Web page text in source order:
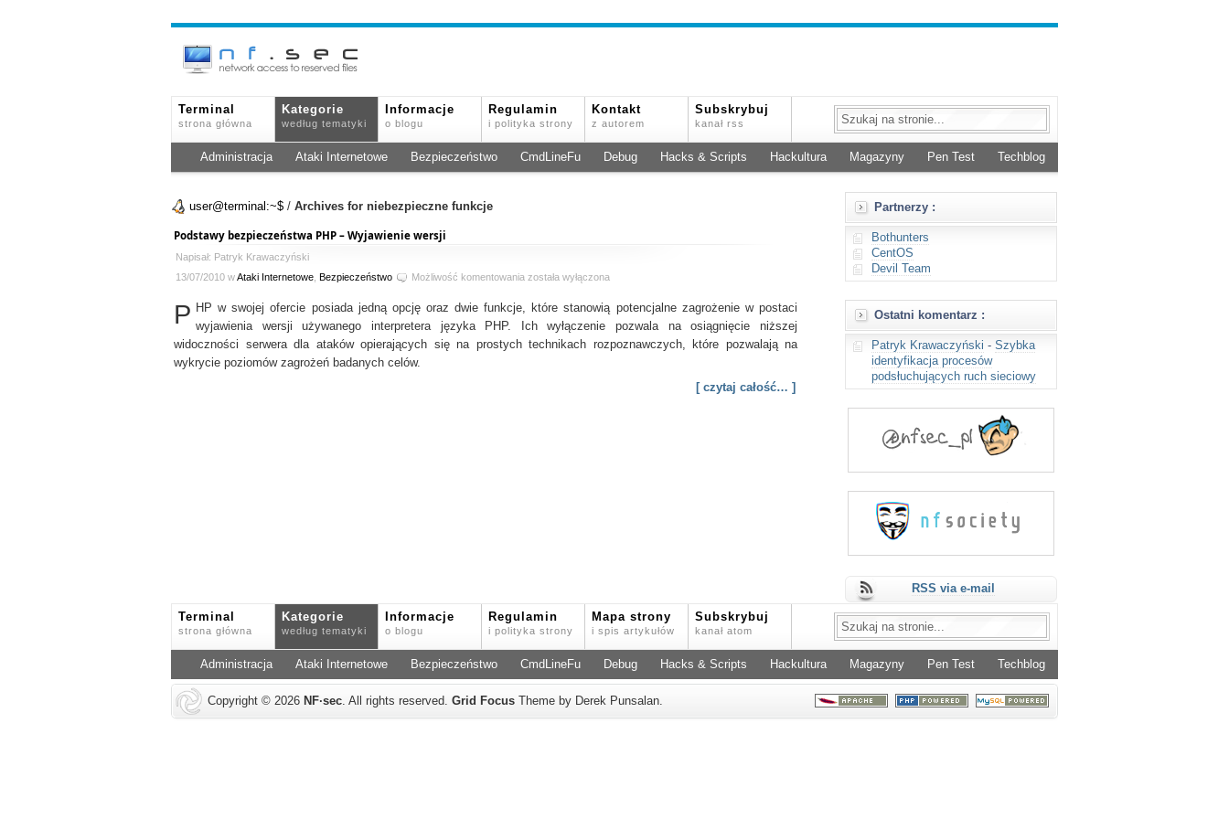
Terminal
strona główna
Kategorie
według tematyki
Informacje
o blogu
Regulamin
i polityka strony
Kontakt
z autorem
Subskrybuj
kanał rss
Administracja Ataki Internetowe Bezpieczeństwo CmdLineFu Debug Hacks & Scripts Hackultura Magazyny Pen Test Techblog
user@terminal:~$ / Archives for niebezpieczne funkcje
Podstawy bezpieczeństwa PHP – Wyjawienie wersji
Napisał: Patryk Krawaczyński
13/07/2010 wAtaki Internetowe Bezpieczeństwo Możliwość komentowania Podstawy
PHP
–
Wyjawienie
została wyłączona
P HP w swojej ofercie posiada jedną opcję oraz dwie funkcje, które stanowią potencjalne zagrożenie w postaci
wyjawienia wersji używanego interpretera języka PHP. Ich wyłączenie pozwala na osiągnięcie niższej
widoczności serwera dla ataków opierających się na prostych technikach rozpoznawczych, które pozwalają na
wykrycie poziomów zagrożeń badanych celów.
[ czytaj całość… ]
Partnerzy :
Bothunters
CentOS
Devil Team
Ostatni komentarz :
Patryk Krawaczyński - Szybka
identyfikacja procesów
podsłuchujących ruch sieciowy
RSS via e-mail
Terminal
strona główna
Kategorie
według tematyki
Informacje
o blogu
Regulamin
i polityka strony
Mapa strony
i spis artykułów
Subskrybuj
kanał atom
Administracja Ataki Internetowe Bezpieczeństwo CmdLineFu Debug Hacks & Scripts Hackultura Magazyny Pen Test Techblog
Copyright © 2026 NF·sec. All rights reserved. Grid Focus Theme by Derek Punsalan.